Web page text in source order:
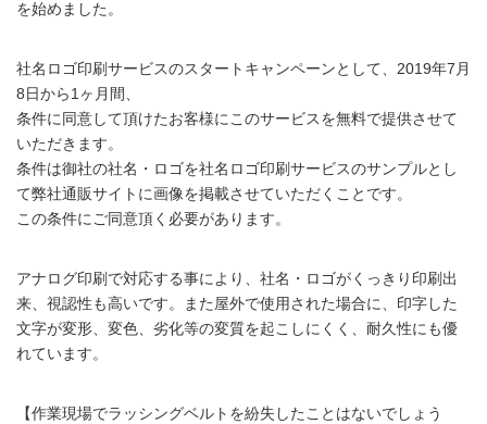
を始めました。
社名ロゴ印刷サービスのスタートキャンペーンとして、2019年7月
8日から1ヶ月間、
条件に同意して頂けたお客様にこのサービスを無料で提供させて
いただきます。
条件は御社の社名・ロゴを社名ロゴ印刷サービスのサンプルとし
て弊社通販サイトに画像を掲載させていただくことです。
この条件にご同意頂く必要があります。
アナログ印刷で対応する事により、社名・ロゴがくっきり印刷出
来、視認性も高いです。また屋外で使用された場合に、印字した
文字が変形、変色、劣化等の変質を起こしにくく、耐久性にも優
れています。
【作業現場でラッシングベルトを紛失したことはないでしょう